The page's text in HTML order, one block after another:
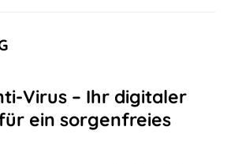
Virus – Ihr digitaler
ein sorgenfreies